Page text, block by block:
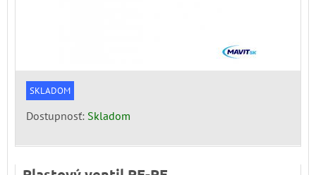
SKLADOM
Dostupnosť: Skladom